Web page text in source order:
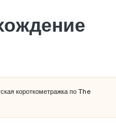
короткометражка по The